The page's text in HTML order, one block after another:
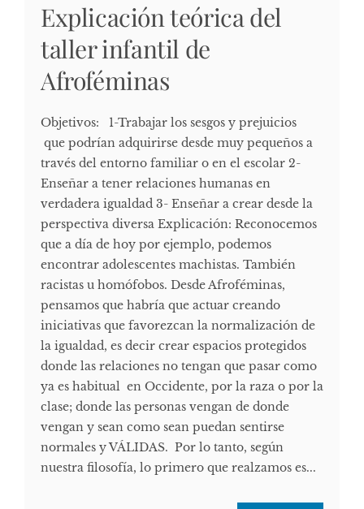
Explicación teórica del
taller infantil de
Afroféminas
Objetivos: 1-Trabajar los sesgos y prejuicios
que podrían adquirirse desde muy pequeños a
través del entorno familiar o en el escolar 2-
Enseñar a tener relaciones humanas en
verdadera igualdad 3- Enseñar a crear desde la
perspectiva diversa Explicación: Reconocemos
que a día de hoy por ejemplo, podemos
encontrar adolescentes machistas. También
racistas u homófobos. Desde Afroféminas,
pensamos que habría que actuar creando
iniciativas que favorezcan la normalización de
la igualdad, es decir crear espacios protegidos
donde las relaciones no tengan que pasar como
ya es habitual en Occidente, por la raza o por la
clase; donde las personas vengan de donde
vengan y sean como sean puedan sentirse
normales y VÁLIDAS. Por lo tanto, según
nuestra filosofía, lo primero que realzamos es...